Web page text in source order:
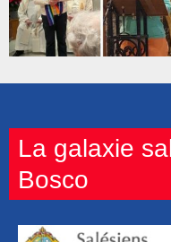
La galaxie
Bosco